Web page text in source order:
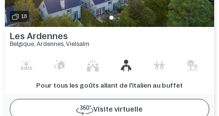
18
Les Ardennes
Belgique, Ardennes, Vielsalm
Pour tous les goûts allant de l'italien au buffet
Visite virtuelle